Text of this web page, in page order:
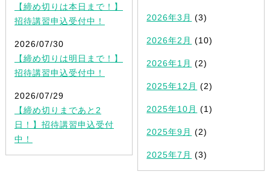
【締め切りは本日まで！】
招待講習申込受付中！
2026/07/30
【締め切りは明日まで！】
招待講習申込受付中！
2026/07/29
【締め切りまであと2
日！】招待講習申込受付
中！
2026年3月 (3)
2026年2月 (10)
2026年1月 (2)
2025年12月 (2)
2025年10月 (1)
2025年9月 (2)
2025年7月 (3)